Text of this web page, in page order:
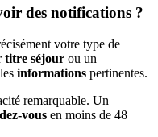
des notifications ?
votre type de
titre séjour ou un
informations pertinentes.
remarquable. Un
vous en moins de 48